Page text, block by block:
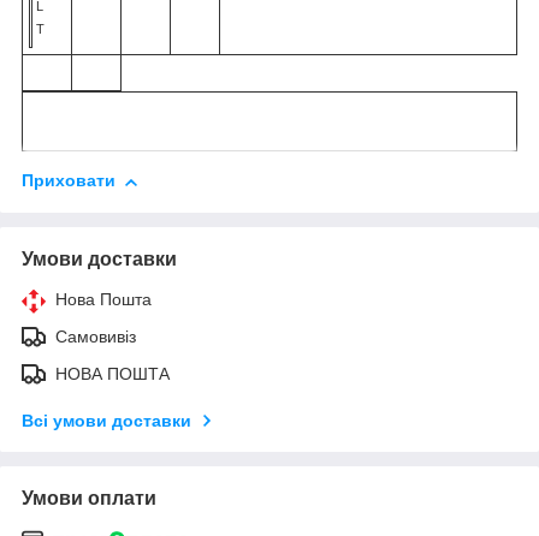
T
Приховати
Умови доставки
Нова Пошта
Самовивіз
НОВА ПОШТА
Всі умови доставки
Умови оплати